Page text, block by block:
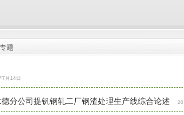
题
7月14日
分公司提钒钢轧二厂钢渣处理生产线综合论述